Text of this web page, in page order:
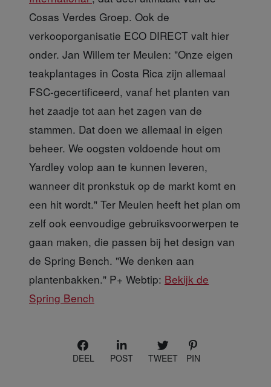
Cosas Verdes Groep. Ook de
verkooporganisatie ECO DIRECT valt hier
onder. Jan Willem ter Meulen: "Onze eigen
teakplantages in Costa Rica zijn allemaal
FSC-gecertificeerd, vanaf het planten van
het zaadje tot aan het zagen van de
stammen. Dat doen we allemaal in eigen
beheer. We oogsten voldoende hout om
Yardley volop aan te kunnen leveren,
wanneer dit pronkstuk op de markt komt en
een hit wordt." Ter Meulen heeft het plan om
zelf ook eenvoudige gebruiksvoorwerpen te
gaan maken, die passen bij het design van
de Spring Bench. "We denken aan
plantenbakken." P+ Webtip: Bekijk de
Spring Bench
DEEL POST TWEET PIN